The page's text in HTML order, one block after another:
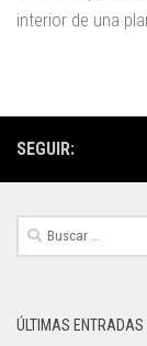
interior de una
SEGUIR:
Buscar:
ÚLTIMAS ENTRADAS